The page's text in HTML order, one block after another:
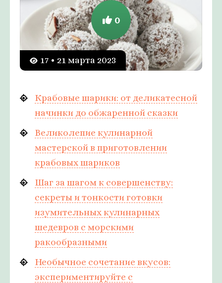
17 • 21 марта 2023
0
Крабовые шарики: от деликатесной
начинки до обжаренной сказки
Великолепие кулинарной
мастерской в приготовлении
крабовых шариков
Шаг за шагом к совершенству:
секреты и тонкости готовки
изумительных кулинарных
шедевров с морскими
ракообразными
Необычное сочетание вкусов:
экспериментируйте с